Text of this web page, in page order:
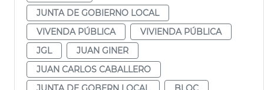
JUNTA DE GOBIERNO LOCAL
VIVENDA PÚBLICA
VIVIENDA PÚBLICA
JGL
JUAN GINER
JUAN CARLOS CABALLERO